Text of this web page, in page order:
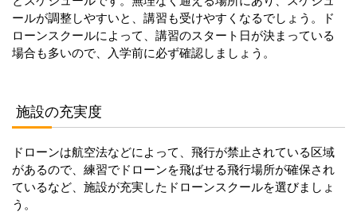
ールが調整しやすいと、講習も受けやすくなるでしょう。ド
ローンスクールによって、講習のスタート日が決まっている
場合も多いので、入学前に必ず確認しましょう。
施設の充実度
ドローンは航空法などによって、飛行が禁止されている区域
があるので、練習でドローンを飛ばせる飛行場所が確保され
ているなど、施設が充実したドローンスクールを選びましょ
う。